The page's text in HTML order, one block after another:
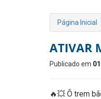
Página Inicial
ATIVAR
Publicado em
🔥💥 Ô trem